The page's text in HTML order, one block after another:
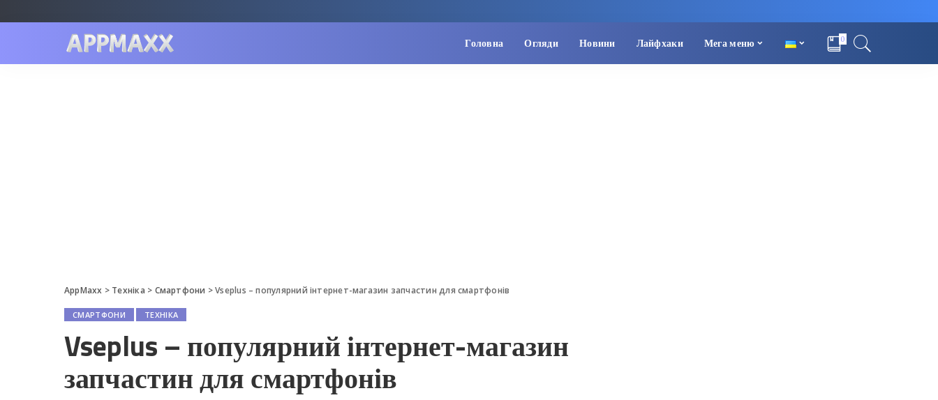
Головна Огляди Новини Лайфхаки Мега меню 0
AppMaxx > Техніка > Смартфони >Vseplus – популярний інтернет-магазин запчастин для смартфонів
СМАРТФОНИ ТЕХНІКА
Vseplus – популярний інтернет-магазин
запчастин для смартфонів